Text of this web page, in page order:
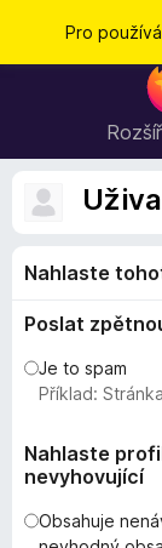
Pro
Nahlaste
Poslat
Je to spam
Příklad:
Nahlaste
nevyhovující
Obsahuje